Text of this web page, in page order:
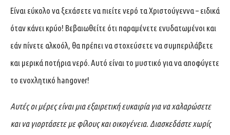
Είναι εύκολο να ξεχάσετε να πιείτε νερό τα Χριστούγεννα – ειδικά
όταν κάνει κρύο! Βεβαιωθείτε ότι παραμένετε ενυδατωμένοι και
εάν πίνετε αλκοόλ, θα πρέπει να στοχεύσετε να συμπεριλάβετε
και μερικά ποτήρια νερό. Αυτό είναι το μυστικό για να αποφύγετε
το ενοχλητικό hangover!
Αυτές οι μέρες είναι μια εξαιρετική ευκαιρία για να χαλαρώσετε
και να γιορτάσετε με φίλους και οικογένεια. Διασκεδάστε χωρίς